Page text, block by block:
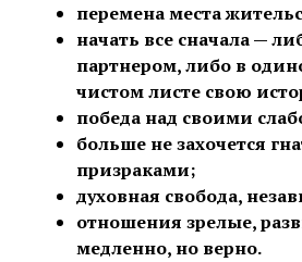
перемена места
начать все сначала —
партнером, либо в
чистом листе свою
победа над своими
больше не захочется
призраками;
духовная свобода,
отношения зрелые,
медленно, но верно.